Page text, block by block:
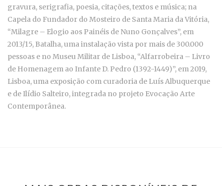
gravura, serigrafia, poesia, citações, textos e música; na
Capela do Fundador do Mosteiro de Santa Maria da Vitória,
“Milagre – Elogio aos Painéis de Nuno Gonçalves”, em
2013/15, Batalha, uma instalação vista por mais de 300.000
pessoas e no Museu Militar de Lisboa, “Alfarrobeira – Livro
de Homenagem ao Infante D. Pedro (1392-1449)”, em 2019,
Lisboa, uma exposição com curadoria de Luís Albuquerque
e de Ilídio Salteiro, integrada no projeto Evocação Arte
Contemporânea.